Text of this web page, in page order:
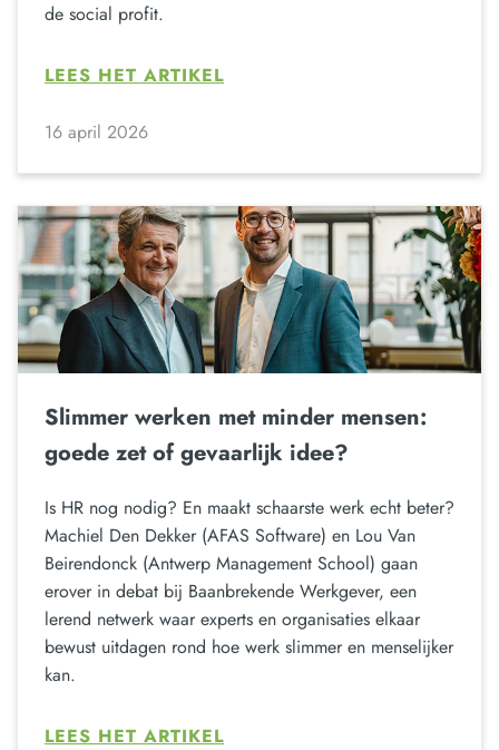
de social profit.
LEES HET ARTIKEL
16 april 2026
Slimmer werken met minder mensen:
goede zet of gevaarlijk idee?
Is HR nog nodig? En maakt schaarste werk echt beter?
Machiel Den Dekker (AFAS Software) en Lou Van
Beirendonck (Antwerp Management School) gaan
erover in debat bij Baanbrekende Werkgever, een
lerend netwerk waar experts en organisaties elkaar
bewust uitdagen rond hoe werk slimmer en menselijker
kan.
LEES HET ARTIKEL